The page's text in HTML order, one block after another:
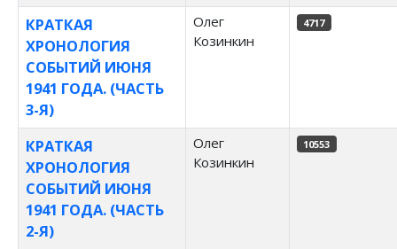
КРАТКАЯ
ХРОНОЛОГИЯ
СОБЫТИЙ ИЮНЯ
1941 ГОДА. (ЧАСТЬ
3-Я)
Олег
Козинкин
4717
КРАТКАЯ
ХРОНОЛОГИЯ
СОБЫТИЙ ИЮНЯ
1941 ГОДА. (ЧАСТЬ
2-Я)
Олег
Козинкин
10553